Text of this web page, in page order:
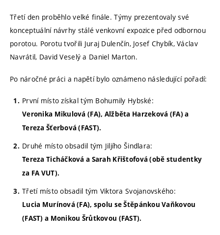
Třetí den proběhlo velké finále. Týmy prezentovaly své
konceptuální návrhy stálé venkovní expozice před odbornou
porotou. Porotu tvořili Juraj Dulenčín, Josef Chybík, Václav
Navrátil, David Veselý a Daniel Marton.
Po náročné práci a napětí bylo oznámeno následující pořadí:
První místo získal tým Bohumily Hybské:
Veronika Mikulová (FA), Alžběta Harzeková (FA) a
Tereza Šťerbová (FAST).
Druhé místo obsadil tým Jiljího Šindlara:
Tereza Ticháčková a Sarah Křištofová (obě studentky
za FA VUT).
Třetí místo obsadil tým Viktora Svojanovského:
Lucia Murínová (FA), spolu se Štěpánkou Vaňkovou
(FAST) a Monikou Šrůtkovou (FAST).